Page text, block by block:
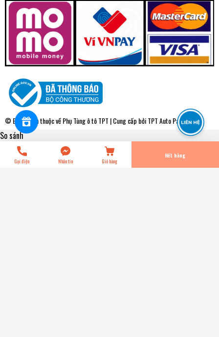
© Bản quyền thuộc vềPhụ Tùng ô tô TPT | Cung cấp bởiTPT Auto Parts
So sánh
MZC521 Mâm Ép - Bàn Ép Kích Thước [260-170-290]
Exedy - Japan
0₫
Tiến Hành Thanh Toán
Gọi điện Nhắn tin Giỏ hàng
Hết hàng